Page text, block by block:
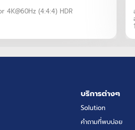
4K@60Hz (4:4:4) HDR
บริการต่างๆ
Solution
คำถามที่พบบ่อย